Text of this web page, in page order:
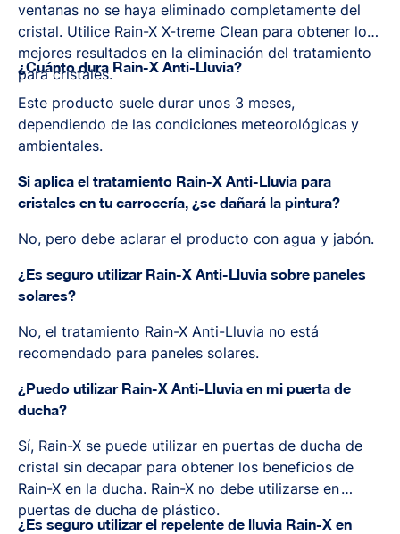
ventanas no se haya eliminado completamente del
cristal. Utilice Rain-X X-treme Clean para obtener los
mejores resultados en la eliminación del tratamiento
para cristales.
¿Cuánto dura Rain-X Anti-Lluvia?
Este producto suele durar unos 3 meses,
dependiendo de las condiciones meteorológicas y
ambientales.
Si aplica el tratamiento Rain-X Anti-Lluvia para
cristales en tu carrocería, ¿se dañará la pintura?
No, pero debe aclarar el producto con agua y jabón.
¿Es seguro utilizar Rain-X Anti-Lluvia sobre paneles
solares?
No, el tratamiento Rain-X Anti-Lluvia no está
recomendado para paneles solares.
¿Puedo utilizar Rain-X Anti-Lluvia en mi puerta de
ducha?
Sí, Rain-X se puede utilizar en puertas de ducha de
cristal sin decapar para obtener los beneficios de
Rain-X en la ducha. Rain-X no debe utilizarse en
puertas de ducha de plástico.
¿Es seguro utilizar el repelente de lluvia Rain-X en